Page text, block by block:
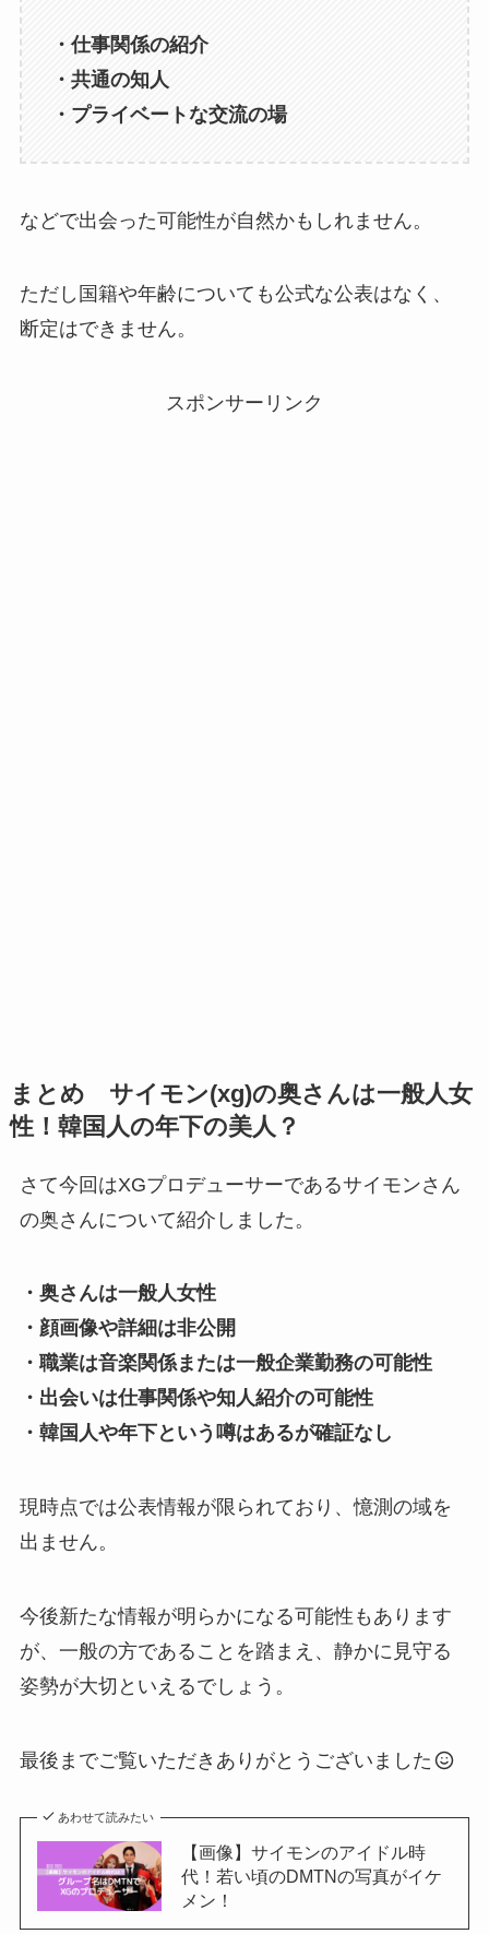
・仕事関係の紹介
・共通の知人
・プライベートな交流の場
などで出会った可能性が自然かもしれません。
ただし国籍や年齢についても公式な公表はなく、
断定はできません。
スポンサーリンク
まとめ サイモン(xg)の奥さんは一般人女
性！韓国人の年下の美人？
さて今回はXGプロデューサーであるサイモンさん
の奥さんについて紹介しました。
・奥さんは一般人女性
・顔画像や詳細は非公開
・職業は音楽関係または一般企業勤務の可能性
・出会いは仕事関係や知人紹介の可能性
・韓国人や年下という噂はあるが確証なし
現時点では公表情報が限られており、憶測の域を
出ません。
今後新たな情報が明らかになる可能性もあります
が、一般の方であることを踏まえ、静かに見守る
姿勢が大切といえるでしょう。
最後までご覧いただきありがとうございました
あわせて読みたい
【画像】サイモンのアイドル時
代！若い頃のDMTNの写真がイケ
メン！